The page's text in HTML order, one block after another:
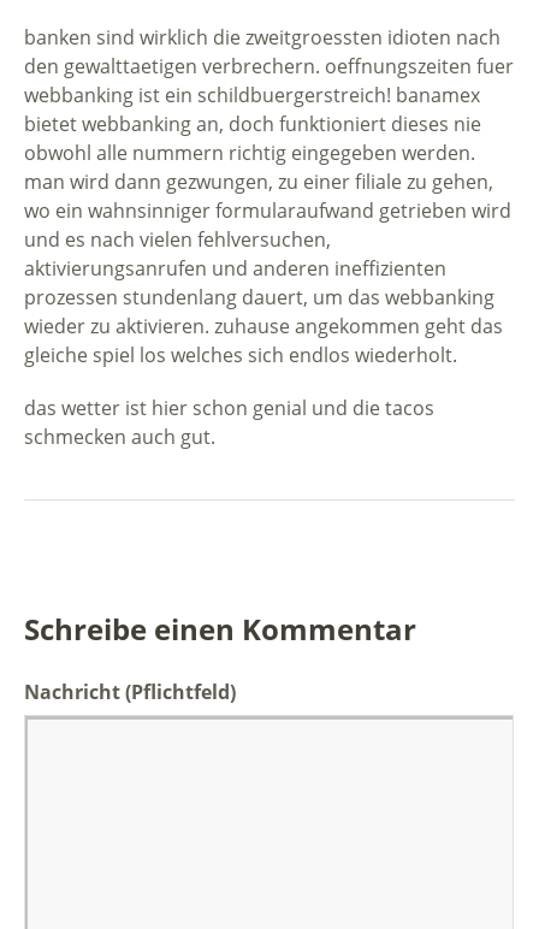
banken sind wirklich die zweitgroessten idioten nach
den gewalttaetigen verbrechern. oeffnungszeiten fuer
webbanking ist ein schildbuergerstreich! banamex
bietet webbanking an, doch funktioniert dieses nie
obwohl alle nummern richtig eingegeben werden.
man wird dann gezwungen, zu einer filiale zu gehen,
wo ein wahnsinniger formularaufwand getrieben wird
und es nach vielen fehlversuchen,
aktivierungsanrufen und anderen ineffizienten
prozessen stundenlang dauert, um das webbanking
wieder zu aktivieren. zuhause angekommen geht das
gleiche spiel los welches sich endlos wiederholt.
das wetter ist hier schon genial und die tacos
schmecken auch gut.
Schreibe einen Kommentar
Nachricht(Pflichtfeld)